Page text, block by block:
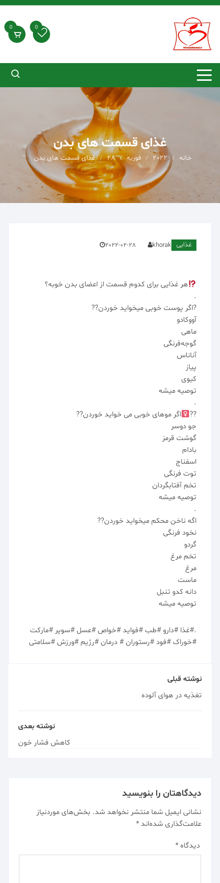
رد
محتوا
0
0
غذای قسمت های بدن
خانه 2022 فوریه 28 غذای قسمت های بدن
غذایی khorak
2022-02-28
هر غذایی برای کدوم قسمت از اعضای بدن خوبه؟
.
?اگر پوست خوبی میخواید خوردن??
آووکادو
ماهی
گوجه‌فرنگی
آناناس
پیاز
کیوی
توصیه میشه
.
??‍
اگر موهای خوبی می خواید خوردن??
جو دوسر
گوشت قرمز
بادام
اسفناج
توت فرنگی
تخم آفتابگردان
توصیه میشه
.
اگه ناخن محکم میخواید خوردن??
نخود فرنگی
گردو
تخم مرغ
مرغ
ماست
دانه کدو تنبل
توصیه میشه
.#غذا #دارو #طب #فواید #خواص #عسل #سوپر #مارکت
#خوراک #فود #رستوران # درمان #رژیم #ورزش #سلامتی
نوشته قبلی
تغذیه در هوای آلوده
نوشته بعدی
کاهش فشار خون
دیدگاهتان را بنویسید
نشانی ایمیل شما منتشر نخواهد شد. بخش‌های موردنیاز
علامت‌گذاری شده‌اند*
دیدگاه*